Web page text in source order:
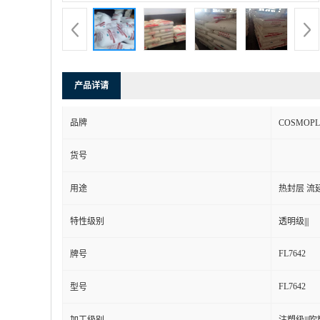
产品详请
品牌
货号
用途 热封层 流
特性级别 透明级|||
牌号 FL7642
型号 FL7642